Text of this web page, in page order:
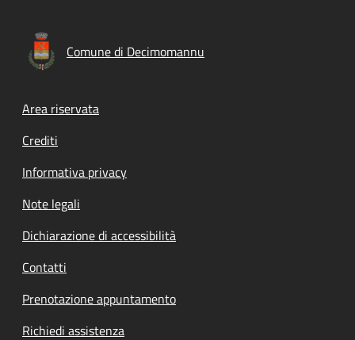
Comune di Decimomannu
Footer menu
Area riservata
Crediti
Informativa privacy
Note legali
Dichiarazione di accessibilità
Contatti
Prenotazione appuntamento
Richiedi assistenza